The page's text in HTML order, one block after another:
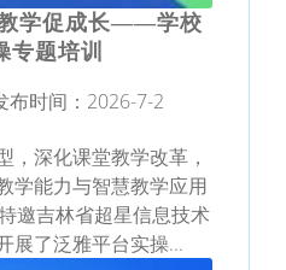
学促成长——学校
题培训
布时间：2026-7-2
，深化课堂教学改革，
学能力与智慧教学应用
邀吉林省超星信息技术
展了泛雅平台实操...